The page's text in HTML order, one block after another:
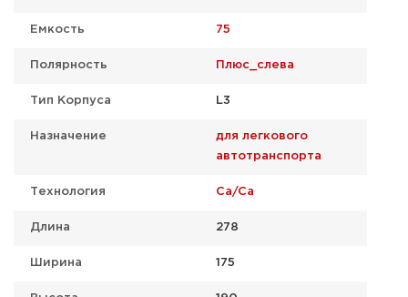
Емкость 75
Полярность Плюс_слева
Тип Корпуса L3
Назначение
для легкового
автотранспорта
Технология Ca/Ca
Длина 278
Ширина 175